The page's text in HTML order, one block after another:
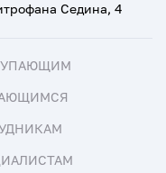
Седина, 4